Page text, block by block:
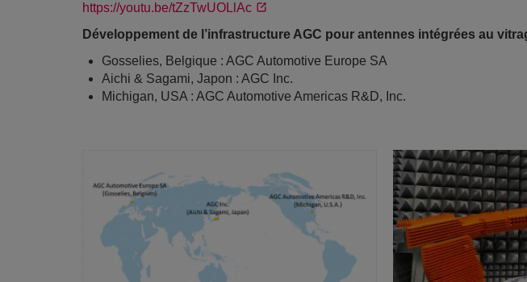
https://youtu.be/tZzTwUOLlAc
Développement de l’infrastructure AGC pour antennes intégrées au
Gosselies, Belgique : AGC Automotive Europe SA
Aichi & Sagami, Japon : AGC Inc.
Michigan, USA : AGC Automotive Americas R&D, Inc.